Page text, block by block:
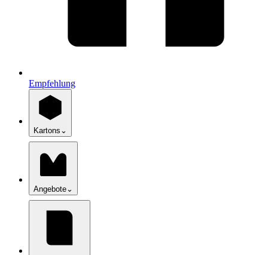
Empfehlung
Kartons ⌄
Angebote⌄